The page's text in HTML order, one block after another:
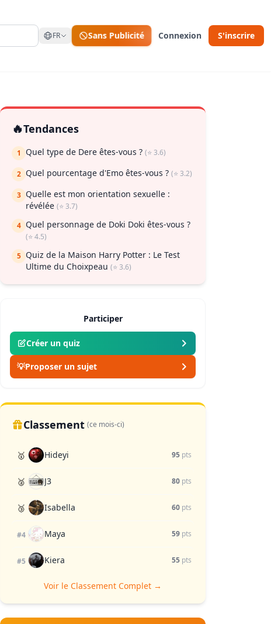
FR Sans Publicité Connexion S'inscrire
pour enregistrer
🔥Tendances
1 Quel type de Dere êtes-vous ? (⭐ 3.6)
2 Quel pourcentage d'Emo êtes-vous ? (⭐ 3.2)
3 Quelle est mon orientation sexuelle :
révélée (⭐ 3.7)
4 Quel personnage de Doki Doki êtes-vous ?
(⭐ 4.5)
5 Quiz de la Maison Harry Potter : Le Test
Ultime du Choixpeau (⭐ 3.6)
Participer
Créer un quiz
💡Proposer un sujet
Classement (ce mois-ci)
🥇 Hideyi 95 pts
🥈 J3 80 pts
🥉 Isabella 60 pts
#4 Maya 59 pts
#5 Kiera 55 pts
Voir le Classement Complet →